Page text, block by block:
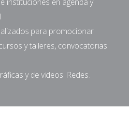
para promocionar
y talleres, convocatorias
y de videos. Redes.